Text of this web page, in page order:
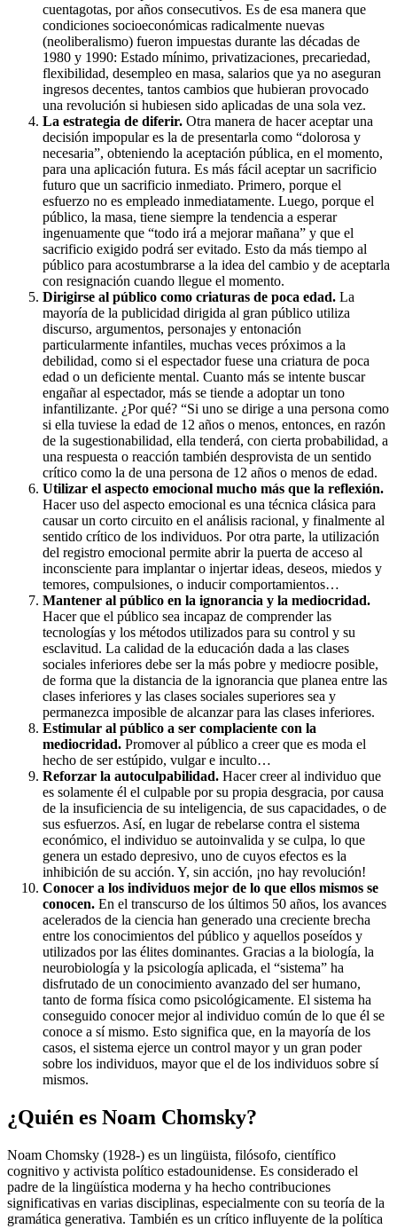
cuentagotas, por años consecutivos. Es de esa manera que
condiciones socioeconómicas radicalmente nuevas
(neoliberalismo) fueron impuestas durante las décadas de
1980 y 1990: Estado mínimo, privatizaciones, precariedad,
flexibilidad, desempleo en masa, salarios que ya no aseguran
ingresos decentes, tantos cambios que hubieran provocado
una revolución si hubiesen sido aplicadas de una sola vez.
La estrategia de diferir. Otra manera de hacer aceptar una
decisión impopular es la de presentarla como “dolorosa y
necesaria”, obteniendo la aceptación pública, en el momento,
para una aplicación futura. Es más fácil aceptar un sacrificio
futuro que un sacrificio inmediato. Primero, porque el
esfuerzo no es empleado inmediatamente. Luego, porque el
público, la masa, tiene siempre la tendencia a esperar
ingenuamente que “todo irá a mejorar mañana” y que el
sacrificio exigido podrá ser evitado. Esto da más tiempo al
público para acostumbrarse a la idea del cambio y de aceptarla
con resignación cuando llegue el momento.
Dirigirse al público como criaturas de poca edad. La
mayoría de la publicidad dirigida al gran público utiliza
discurso, argumentos, personajes y entonación
particularmente infantiles, muchas veces próximos a la
debilidad, como si el espectador fuese una criatura de poca
edad o un deficiente mental. Cuanto más se intente buscar
engañar al espectador, más se tiende a adoptar un tono
infantilizante. ¿Por qué? “Si uno se dirige a una persona como
si ella tuviese la edad de 12 años o menos, entonces, en razón
de la sugestionabilidad, ella tenderá, con cierta probabilidad, a
una respuesta o reacción también desprovista de un sentido
crítico como la de una persona de 12 años o menos de edad.
Utilizar el aspecto emocional mucho más que la reflexión.
Hacer uso del aspecto emocional es una técnica clásica para
causar un corto circuito en el análisis racional, y finalmente al
sentido crítico de los individuos. Por otra parte, la utilización
del registro emocional permite abrir la puerta de acceso al
inconsciente para implantar o injertar ideas, deseos, miedos y
temores, compulsiones, o inducir comportamientos…
Mantener al público en la ignorancia y la mediocridad.
Hacer que el público sea incapaz de comprender las
tecnologías y los métodos utilizados para su control y su
esclavitud. La calidad de la educación dada a las clases
sociales inferiores debe ser la más pobre y mediocre posible,
de forma que la distancia de la ignorancia que planea entre las
clases inferiores y las clases sociales superiores sea y
permanezca imposible de alcanzar para las clases inferiores.
Estimular al público a ser complaciente con la
mediocridad. Promover al público a creer que es moda el
hecho de ser estúpido, vulgar e inculto…
Reforzar la autoculpabilidad. Hacer creer al individuo que
es solamente él el culpable por su propia desgracia, por causa
de la insuficiencia de su inteligencia, de sus capacidades, o de
sus esfuerzos. Así, en lugar de rebelarse contra el sistema
económico, el individuo se autoinvalida y se culpa, lo que
genera un estado depresivo, uno de cuyos efectos es la
inhibición de su acción. Y, sin acción, ¡no hay revolución!
Conocer a los individuos mejor de lo que ellos mismos se
conocen. En el transcurso de los últimos 50 años, los avances
acelerados de la ciencia han generado una creciente brecha
entre los conocimientos del público y aquellos poseídos y
utilizados por las élites dominantes. Gracias a la biología, la
neurobiología y la psicología aplicada, el “sistema” ha
disfrutado de un conocimiento avanzado del ser humano,
tanto de forma física como psicológicamente. El sistema ha
conseguido conocer mejor al individuo común de lo que él se
conoce a sí mismo. Esto significa que, en la mayoría de los
casos, el sistema ejerce un control mayor y un gran poder
sobre los individuos, mayor que el de los individuos sobre sí
mismos.
¿Quién es Noam Chomsky?
Noam Chomsky (1928-) es un lingüista, filósofo, científico
cognitivo y activista político estadounidense. Es considerado el
padre de la lingüística moderna y ha hecho contribuciones
significativas en varias disciplinas, especialmente con su teoría de la
gramática generativa. También es un crítico influyente de la política